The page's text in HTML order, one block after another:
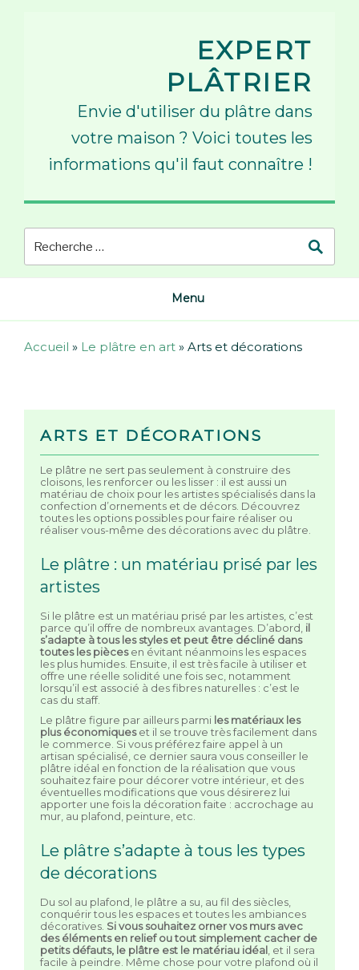
EXPERT
PLÂTRIER
Envie d'utiliser du plâtre dans
votre maison ? Voici toutes les
informations qu'il faut connaître !
Menu
Accueil » Le plâtre en art » Arts et décorations
ARTS ET DÉCORATIONS
Le plâtre ne sert pas seulement à construire des
cloisons, les renforcer ou les lisser : il est aussi un
matériau de choix pour les artistes spécialisés dans la
confection d’ornements et de décors. Découvrez
toutes les options possibles pour faire réaliser ou
réaliser vous-même des décorations avec du plâtre.
Le plâtre : un matériau prisé par les
artistes
Si le plâtre est un matériau prisé par les artistes, c’est
parce qu’il offre de nombreux avantages. D’abord, il
s’adapte à tous les styles et peut être décliné dans
toutes les piècesen évitant néanmoins les espaces
les plus humides. Ensuite, il est très facile à utiliser et
offre une réelle solidité une fois sec, notamment
lorsqu’il est associé à des fibres naturelles : c’est le
cas du staff.
Le plâtre figure par ailleurs parmi les matériaux les
plus économiqueset il se trouve très facilement dans
le commerce. Si vous préférez faire appel à un
artisan spécialisé, ce dernier saura vous conseiller le
plâtre idéal en fonction de la réalisation que vous
souhaitez faire pour décorer votre intérieur, et des
éventuelles modifications que vous désirerez lui
apporter une fois la décoration faite : accrochage au
mur, au plafond, peinture, etc.
Le plâtre s’adapte à tous les types
de décorations
Du sol au plafond, le plâtre a su, au fil des siècles,
conquérir tous les espaces et toutes les ambiances
décoratives. Si vous souhaitez orner vos murs avec
des éléments en relief ou tout simplement cacher de
petits défauts, le plâtre est le matériau idéal , et il sera
facile à peindre. Même chose pour votre plafond où il